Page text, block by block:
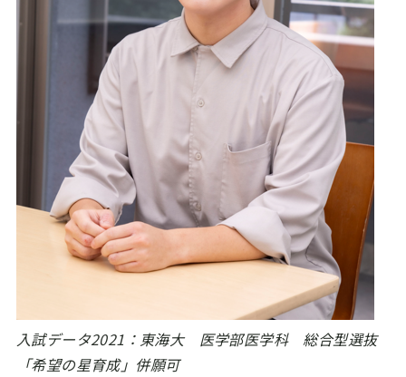
入試データ2021：東海大 医学部医学科 総合型選抜
「希望の星育成」併願可